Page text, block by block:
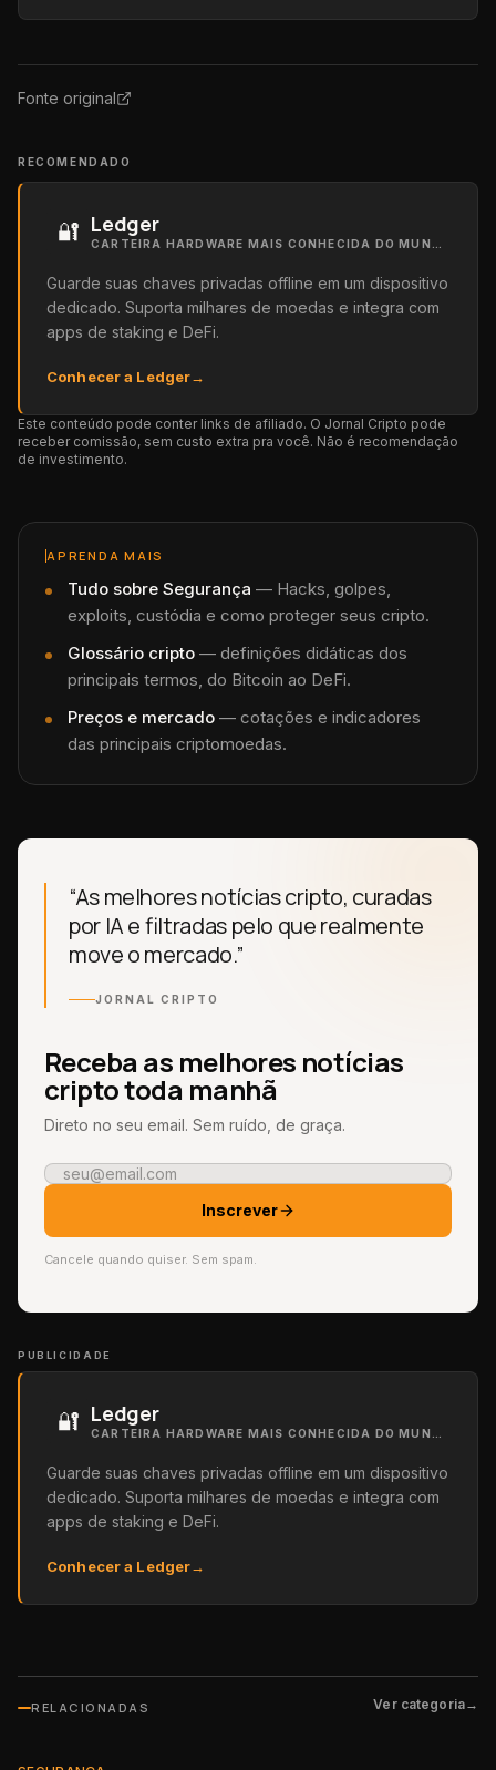
Fonte original
RECOMENDADO
🔐 Ledger
Guarde suas chaves privadas offline em um dispositivo
dedicado. Suporta milhares de moedas e integra com
apps de staking e DeFi.
Conhecer a Ledger→
Este conteúdo pode conter links de afiliado. O Jornal Cripto pode
receber comissão, sem custo extra pra você. Não é recomendação
de investimento.
APRENDA MAIS
Tudo sobre Segurança — Hacks, golpes,
exploits, custódia e como proteger seus cripto.
Glossário cripto — definições didáticas dos
principais termos, do Bitcoin ao DeFi.
Preços e mercado — cotações e indicadores
das principais criptomoedas.
“As melhores notícias cripto, curadas
por IA e filtradas pelo que realmente
move o mercado.”
JORNAL CRIPTO
Receba as melhores notícias
cripto toda manhã
Direto no seu email. Sem ruído, de graça.
Inscrever
Cancele quando quiser. Sem spam.
PUBLICIDADE
🔐 Ledger
Guarde suas chaves privadas offline em um dispositivo
dedicado. Suporta milhares de moedas e integra com
apps de staking e DeFi.
Conhecer a Ledger→
RELACIONADAS Ver categoria→